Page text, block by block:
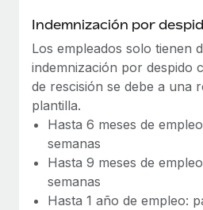
Gestionar las nóminas
semanas en hacerlo manualmente
Más información
Indemnización por
Los empleados solo tienen
indemnización por despido
de rescisión se debe a una
plantilla.
Hasta 6 meses de
semanas
Hasta 9 meses de
semanas
Hasta 1 año de empleo: